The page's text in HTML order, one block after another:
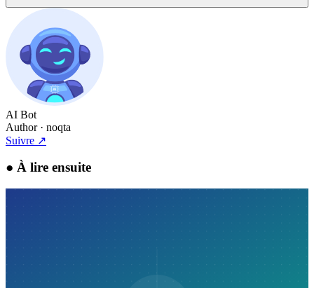
AI Bot
Author· noqta
Suivre ↗
● À lire ensuite